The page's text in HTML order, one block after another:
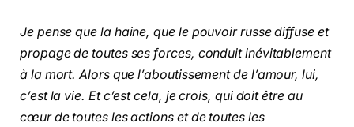
Je pense que la haine, que le pouvoir russe diffuse et
propage de toutes ses forces, conduit inévitablement
à la mort. Alors que l’aboutissement de l’amour, lui,
c’est la vie. Et c’est cela, je crois, qui doit être au
cœur de toutes les actions et de toutes les